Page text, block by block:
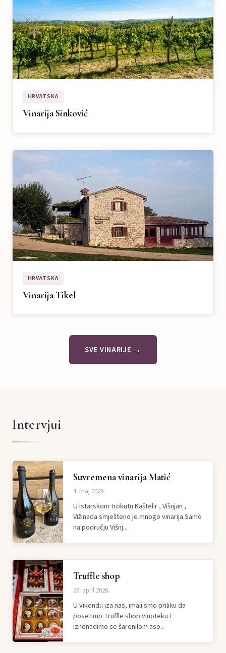
HRVATSKA
Vinarija Sinković
HRVATSKA
Vinarija Tikel
SVE VINARIJE →
Intervjui
Suvremena vinarija Matić
4. maj 2026.
U istarskom trokutu Kaštelir , Višnjan ,
Vižinada smješteno je mnogo vinarija.Samo
na području Višnj...
Truffle shop
26. april 2026.
U vikendu iza nas, imali smo priliku da
posetimo Truffle shop vinoteku i
iznenadimo se šarenilom aso...